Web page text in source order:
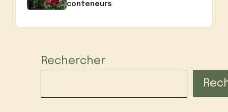
conteneurs
Rechercher